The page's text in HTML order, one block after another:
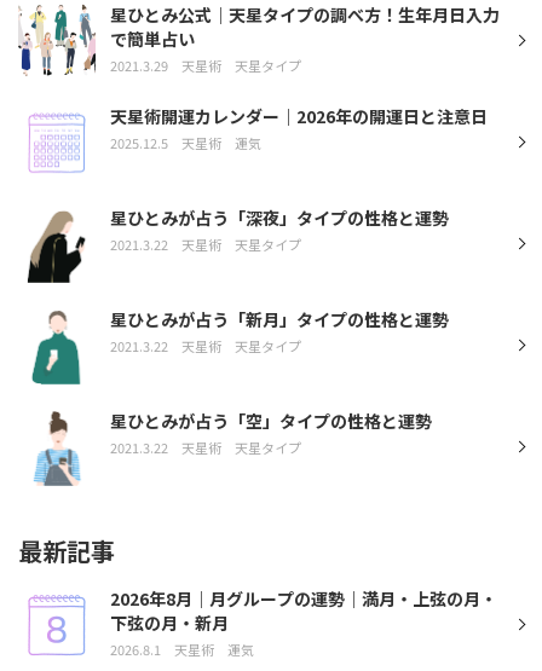
星ひとみ公式｜天星タイプの調べ方！生年月日入力
で簡単占い
2021.3.29 天星術 天星タイプ
天星術開運カレンダー｜2026年の開運日と注意日
2025.12.5 天星術 運気
星ひとみが占う「深夜」タイプの性格と運勢
2021.3.22 天星術 天星タイプ
星ひとみが占う「新月」タイプの性格と運勢
2021.3.22 天星術 天星タイプ
星ひとみが占う「空」タイプの性格と運勢
2021.3.22 天星術 天星タイプ
最新記事
2026年8月｜月グループの運勢｜満月・上弦の月・
下弦の月・新月
2026.8.1 天星術 運気